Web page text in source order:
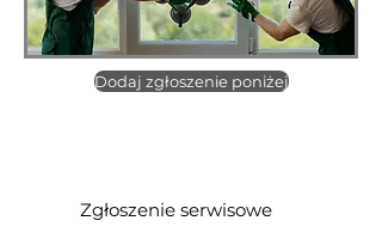
Dodaj zgłoszenie poniżej
Zgłoszenie serwisowe